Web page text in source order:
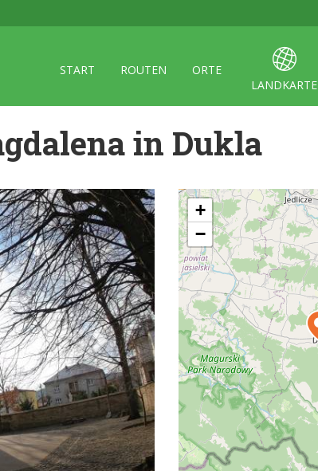
START ROUTEN
ORTE
LANDKARTE
in Dukla
+
−